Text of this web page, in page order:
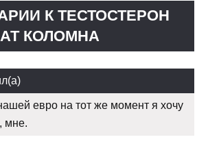
К ТЕСТОСТЕРОН
КОЛОМНА
евро на тот же момент я хочу
мне.